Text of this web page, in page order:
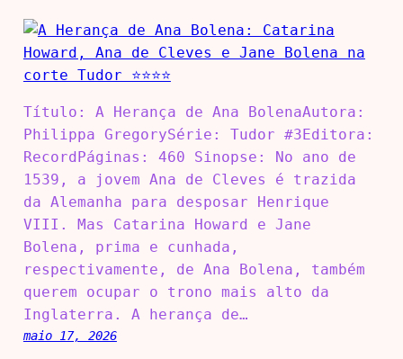
Título: A Herança de Ana BolenaAutora:
Philippa GregorySérie: Tudor #3Editora:
RecordPáginas: 460 Sinopse: No ano de
1539, a jovem Ana de Cleves é trazida
da Alemanha para desposar Henrique
VIII. Mas Catarina Howard e Jane
Bolena, prima e cunhada,
respectivamente, de Ana Bolena, também
querem ocupar o trono mais alto da
Inglaterra. A herança de…
maio 17, 2026